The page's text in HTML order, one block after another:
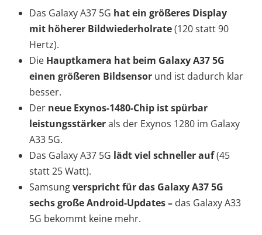
Das Galaxy A37 5G hat ein größeres Display
mit höherer Bildwiederholrate(120 statt 90
Hertz).
Die Hauptkamera hat beim Galaxy A37 5G
einen größeren Bildsensor und ist dadurch klar
besser.
Der neue Exynos-1480-Chip ist spürbar
leistungsstärkerals der Exynos 1280 im Galaxy
A33 5G.
Das Galaxy A37 5G lädt viel schneller auf(45
statt 25 Watt).
Samsungverspricht für das Galaxy A37 5G
sechs große Android-Updates – das Galaxy A33
5G bekommt keine mehr.